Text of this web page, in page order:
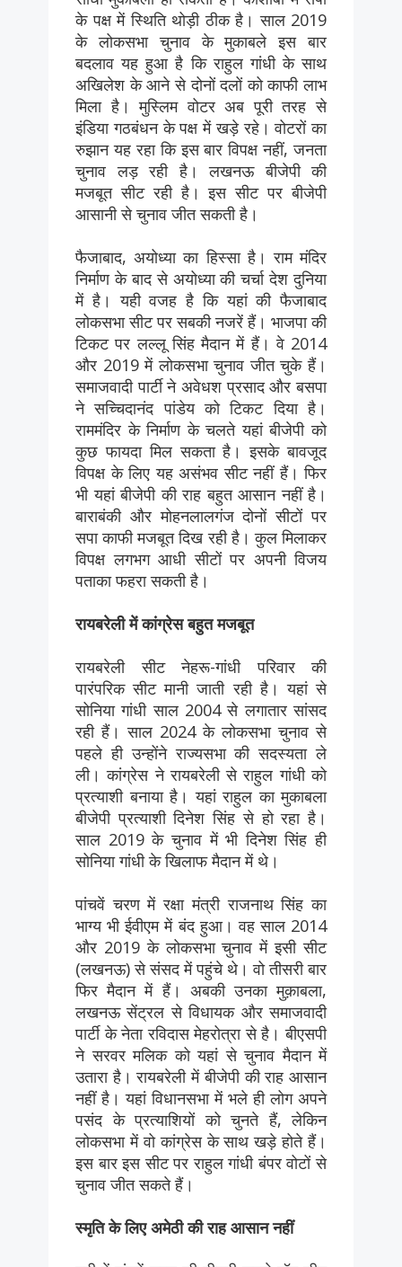
के पक्ष में स्थिति थोड़ी ठीक है। साल 2019
के लोकसभा चुनाव के मुकाबले इस बार
बदलाव यह हुआ है कि राहुल गांधी के साथ
अखिलेश के आने से दोनों दलों को काफी लाभ
मिला है। मुस्लिम वोटर अब पूरी तरह से
इंडिया गठबंधन के पक्ष में खड़े रहे। वोटरों का
रुझान यह रहा कि इस बार विपक्ष नहीं, जनता
चुनाव लड़ रही है। लखनऊ बीजेपी की
मजबूत सीट रही है। इस सीट पर बीजेपी
आसानी से चुनाव जीत सकती है।
फैजाबाद, अयोध्या का हिस्सा है। राम मंदिर
निर्माण के बाद से अयोध्या की चर्चा देश दुनिया
में है। यही वजह है कि यहां की फैजाबाद
लोकसभा सीट पर सबकी नजरें हैं। भाजपा की
टिकट पर लल्लू सिंह मैदान में हैं। वे 2014
और 2019 में लोकसभा चुनाव जीत चुके हैं।
समाजवादी पार्टी ने अवेधश प्रसाद और बसपा
ने सच्चिदानंद पांडेय को टिकट दिया है।
राममंदिर के निर्माण के चलते यहां बीजेपी को
कुछ फायदा मिल सकता है। इसके बावजूद
विपक्ष के लिए यह असंभव सीट नहीं हैं। फिर
भी यहां बीजेपी की राह बहुत आसान नहीं है।
बाराबंकी और मोहनलालगंज दोनों सीटों पर
सपा काफी मजबूत दिख रही है। कुल मिलाकर
विपक्ष लगभग आधी सीटों पर अपनी विजय
पताका फहरा सकती है।
रायबरेली में कांग्रेस बहुत मजबूत
रायबरेली सीट नेहरू-गांधी परिवार की
पारंपरिक सीट मानी जाती रही है। यहां से
सोनिया गांधी साल 2004 से लगातार सांसद
रही हैं। साल 2024 के लोकसभा चुनाव से
पहले ही उन्होंने राज्यसभा की सदस्यता ले
ली। कांग्रेस ने रायबरेली से राहुल गांधी को
प्रत्याशी बनाया है। यहां राहुल का मुकाबला
बीजेपी प्रत्याशी दिनेश सिंह से हो रहा है।
साल 2019 के चुनाव में भी दिनेश सिंह ही
सोनिया गांधी के खिलाफ मैदान में थे।
पांचवें चरण में रक्षा मंत्री राजनाथ सिंह का
भाग्य भी ईवीएम में बंद हुआ। वह साल 2014
और 2019 के लोकसभा चुनाव में इसी सीट
(लखनऊ) से संसद में पहुंचे थे। वो तीसरी बार
फिर मैदान में हैं। अबकी उनका मुक़ाबला,
लखनऊ सेंट्रल से विधायक और समाजवादी
पार्टी के नेता रविदास मेहरोत्रा से है। बीएसपी
ने सरवर मलिक को यहां से चुनाव मैदान में
उतारा है। रायबरेली में बीजेपी की राह आसान
नहीं है। यहां विधानसभा में भले ही लोग अपने
पसंद के प्रत्याशियों को चुनते हैं, लेकिन
लोकसभा में वो कांग्रेस के साथ खड़े होते हैं।
इस बार इस सीट पर राहुल गांधी बंपर वोटों से
चुनाव जीत सकते हैं।
स्मृति के लिए अमेठी की राह आसान नहीं